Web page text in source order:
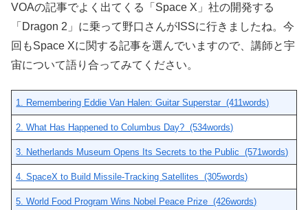
VOAの記事でよく出てくる「Space X」社の開発する
「Dragon 2」に乗って野口さんがISSに行きましたね。今
回もSpace Xに関する記事を選んでいますので、講師と宇
宙について語り合ってみてください。
1. Remembering Eddie Van Halen: Guitar Superstar (411words)
2. What Has Happened to Columbus Day? (534words)
3. Netherlands Museum Opens Its Secrets to the Public (571words)
4. SpaceX to Build Missile-Tracking Satellites (305words)
5. World Food Program Wins Nobel Peace Prize (426words)